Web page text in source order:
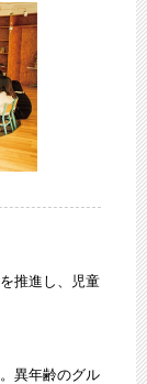
推進し、児童
異年齢のグル